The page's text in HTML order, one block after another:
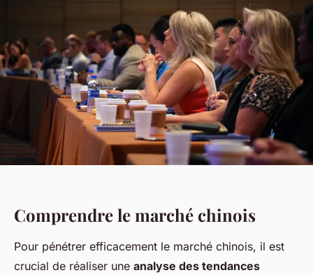
Comprendre le marché chinois
Pour pénétrer efficacement le marché chinois, il est
crucial de réaliser une analyse des tendances